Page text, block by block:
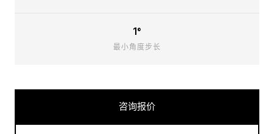
1°
最小角度步长
咨询报价